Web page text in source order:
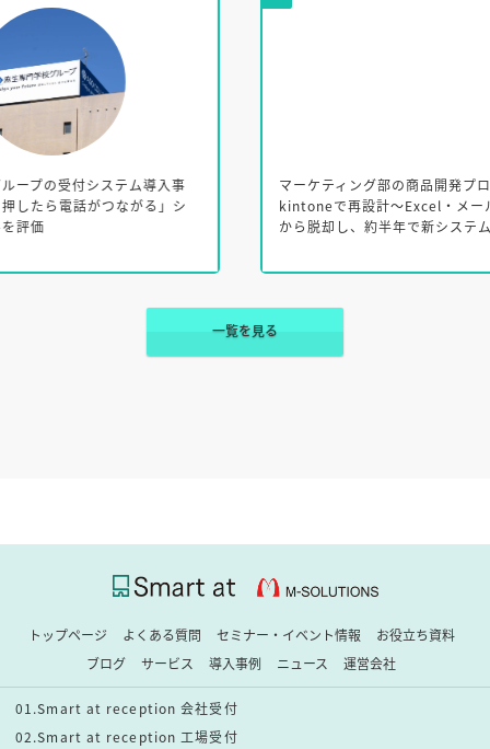
入事
」シ
マーケティング部の商品開発プロセスを
kintoneで再設計～Excel・メール中心の管理
から脱却し、約半年で新システムを構築～
一覧を見る
トップページ よくある質問 セミナー・イベント情報
お役立ち資料
ブログ
サービス 導入事例 ニュース 運営会社
01.Smart at reception 会社受付
02.Smart at reception 工場受付